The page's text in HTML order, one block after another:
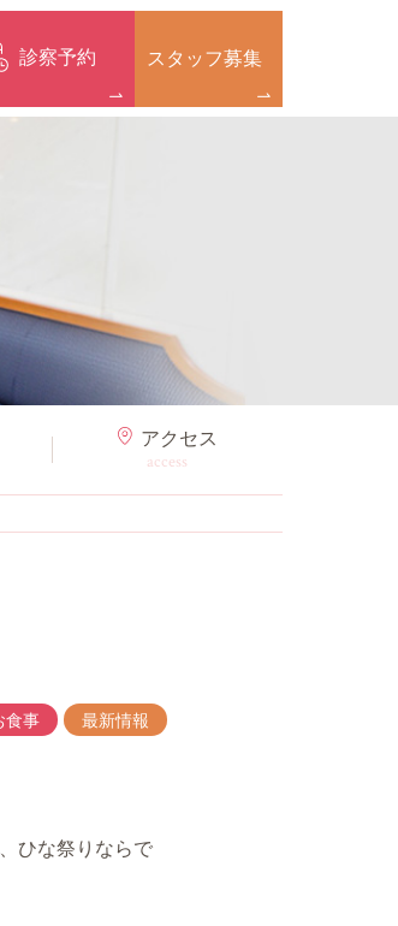
診察予約 スタッフ募集
アクセス
access
食事 最新情報
ひな祭りならで